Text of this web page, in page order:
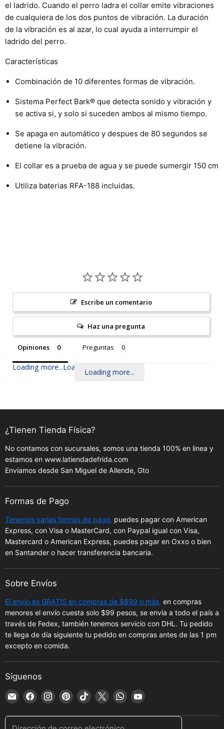
el ladrido. Cuando el perro ladra el collar emite vibraciones
de cualquiera de los dos puntos de vibración. La duración
de la vibración es al azar, lo cual ayuda a interrumpir el
ladrido del perro.
Características
Combinación de 10 diferentes formas de vibración.
Sistema Perfect Bark® que detecta sonido y vibración y
se activa si, y solo si suceden ambos al mismo tiempo.
Se apaga en automático y despues de 80 segundos se
detiene la vibración.
El collar es a prueba de agua y se puede sumergir 150 cm
Utiliza baterias RFA-188 incluidas.
Escribe un comentario
Haz una pregunta
Opiniones Preguntas
Loading more...
Loading more...Loading more...
¿Tienen Tienda Física?
No contamos con sucursales, somos una tienda 100% en linea y
estamos en www.latiendadefrida.com
Enviamos desde San Miguel de Allende, Gto
Formas de Pago
Tenemos varias formas de pago, puedes pagar con American
Express, con Visa o MasterCard, con Paypal igual con Visa,
Mastercard o American Express, puedes pagar en Oxxo o bien
en Santander o hacer transferencia bancaria.
Sobre Envíos
El envío es GRATIS en compras de $899 o más, en compras
menores el envío cuesta solo $99 pesos, se envía a todo el país a
través de Fedex, también tenemos servicio con DHL. Tu pedido
te llega de día siguiente tu pedido en compras antes de las 1 pm
excepto en comida.
Síguenos
Encuéntrenos
Encuéntrenos
Encuéntrenos
Encuéntrenos
Encuéntrenos
Encuéntrenos
Encuéntrenos
Encuéntrenos